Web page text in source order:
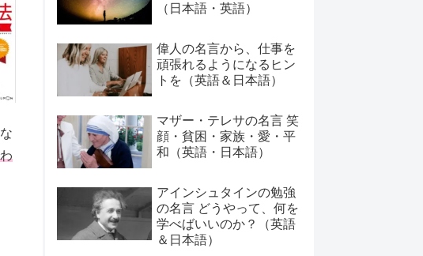
（日本語・英語）
偉人の名言から、仕事を
頑張れるようになるヒン
トを（英語＆日本語）
マザー・テレサの名言 笑
顔・貧困・家族・愛・平
和（英語・日本語）
アインシュタインの勉強
の名言 どうやって、何を
学べばいいのか？（英語
＆日本語）